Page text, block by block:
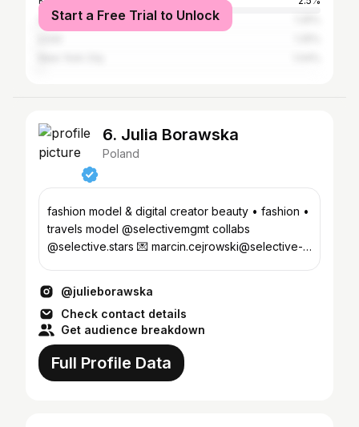
Szczecin
Start a Free Trial to Unlock
6. Julia Borawska
Poland
fashion model & digital creator beauty • fashion •
travels model @selectivemgmt collabs
@selective.stars 💌 marcin.cejrowski@selective-
@julieborawska
Check contact details
Get audience breakdown
Full Profile Data